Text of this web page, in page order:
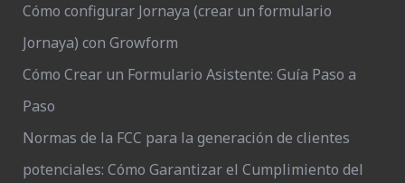
Cómo configurar Jornaya (crear un formulario
Jornaya) con Growform
Cómo Crear un Formulario Asistente: Guía Paso a
Paso
Normas de la FCC para la generación de clientes
potenciales: Cómo Garantizar el Cumplimiento del